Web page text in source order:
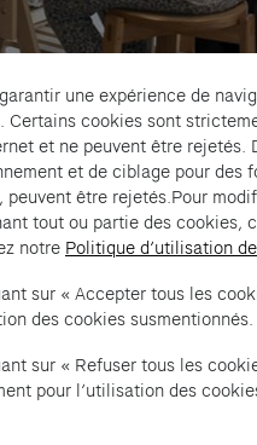
en famille une
de ceintures
une expérience de
Certains cookies sont
et ne peuvent être rejetés.
et de ciblage pour des
peuvent être rejetés.Pour
tout ou partie des cookies,
notre Politique d’utilisation
sur « Accepter tous les
des cookies susmentionnés.
sur « Refuser tous les
pour l’utilisation des